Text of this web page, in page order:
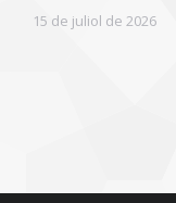
15 de juliol de 2026